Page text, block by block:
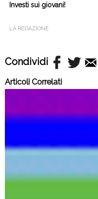
Investi sui giovani!
LA REDAZIONE
Condividi
Articoli Correlati